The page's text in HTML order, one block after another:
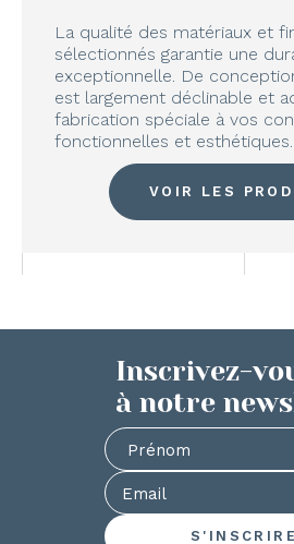
La qualité des matériaux et
sélectionnés garantie une
exceptionnelle. De
est largement déclinable et
fabrication spéciale à vos
fonctionnelles et esthétiques.
VOIR LES
Inscrivez-
à notre